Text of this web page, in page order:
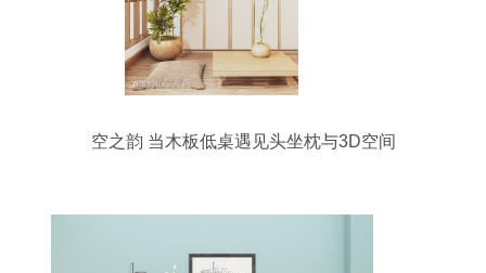
空之韵 当木板低桌遇见头坐枕与3D空间